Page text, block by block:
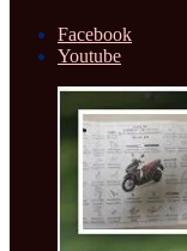
Facebook
Youtube